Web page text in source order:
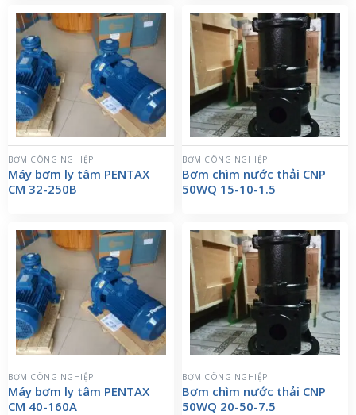
BƠM CÔNG NGHIỆP
Máy bơm ly tâm PENTAX
CM 32-250B
BƠM CÔNG NGHIỆP
Bơm chìm nước thải CNP
50WQ 15-10-1.5
BƠM CÔNG NGHIỆP
Máy bơm ly tâm PENTAX
CM 40-160A
BƠM CÔNG NGHIỆP
Bơm chìm nước thải CNP
50WQ 20-50-7.5